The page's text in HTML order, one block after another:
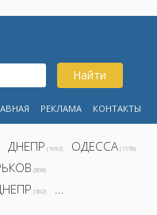
Найти
РЕКЛАМА КОНТАКТЫ
ДНЕПР (1692) ОДЕССА (1578)
(808)
(362) ...